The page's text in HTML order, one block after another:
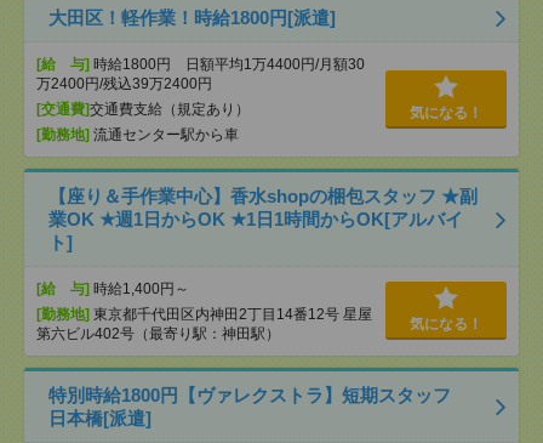
大田区！軽作業！時給1800円[派遣]
[給 与] 時給1800円 日額平均1万4400円/月額30
万2400円/残込39万2400円
[交通費]交通費支給（規定あり）
[勤務地] 流通センター駅から車
気になる！
【座り＆手作業中心】香水shopの梱包スタッフ ★副
業OK ★週1日からOK ★1日1時間からOK[アルバイ
ト]
[給 与] 時給1,400円～
[勤務地] 東京都千代田区内神田2丁目14番12号 星屋
第六ビル402号（最寄り駅：神田駅）
気になる！
特別時給1800円【ヴァレクストラ】短期スタッフ
日本橋[派遣]